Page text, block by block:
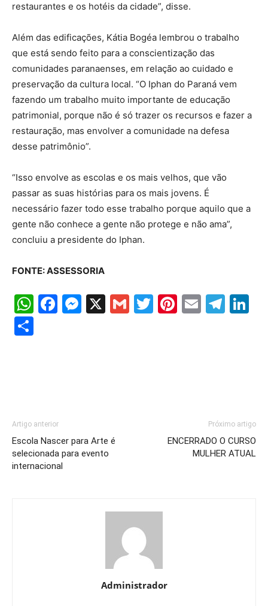
restaurantes e os hotéis da cidade”, disse.
Além das edificações, Kátia Bogéa lembrou o trabalho
que está sendo feito para a conscientização das
comunidades paranaenses, em relação ao cuidado e
preservação da cultura local. “O Iphan do Paraná vem
fazendo um trabalho muito importante de educação
patrimonial, porque não é só trazer os recursos e fazer a
restauração, mas envolver a comunidade na defesa
desse patrimônio”.
“Isso envolve as escolas e os mais velhos, que vão
passar as suas histórias para os mais jovens. É
necessário fazer todo esse trabalho porque aquilo que a
gente não conhece a gente não protege e não ama”,
concluiu a presidente do Iphan.
FONTE: ASSESSORIA
WhatsApp
Facebook
Messenger
X GmailTwitter
Pinterest
Email
Artigo anterior
Escola Nascer para Arte é
selecionada para evento
internacional
Próximo artigo
ENCERRADO O CURSO
MULHER ATUAL
Administrador